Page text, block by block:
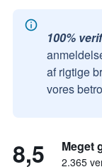
100%
af rigtige
vores
8,5 Meget
2.365